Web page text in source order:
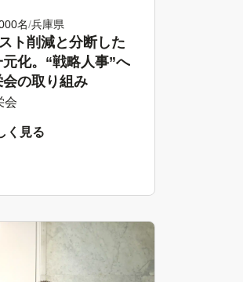
名 兵庫県
ト削減と分断した
化。“戦略人事”へ
の取り組み
会
く見る